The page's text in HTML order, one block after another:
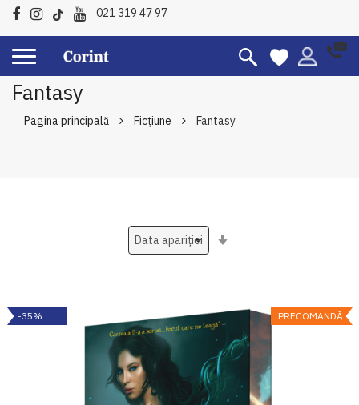
021 319 47 97
Fantasy
Pagina principală Ficțiune Fantasy
PRECOMANDĂ
-35%